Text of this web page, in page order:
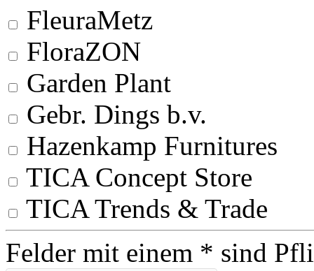
FleuraMetz
FloraZON
Garden Plant
Gebr. Dings b.v.
Hazenkamp Furnitures
TICA Concept Store
TICA Trends & Trade
Felder mit einem * sind